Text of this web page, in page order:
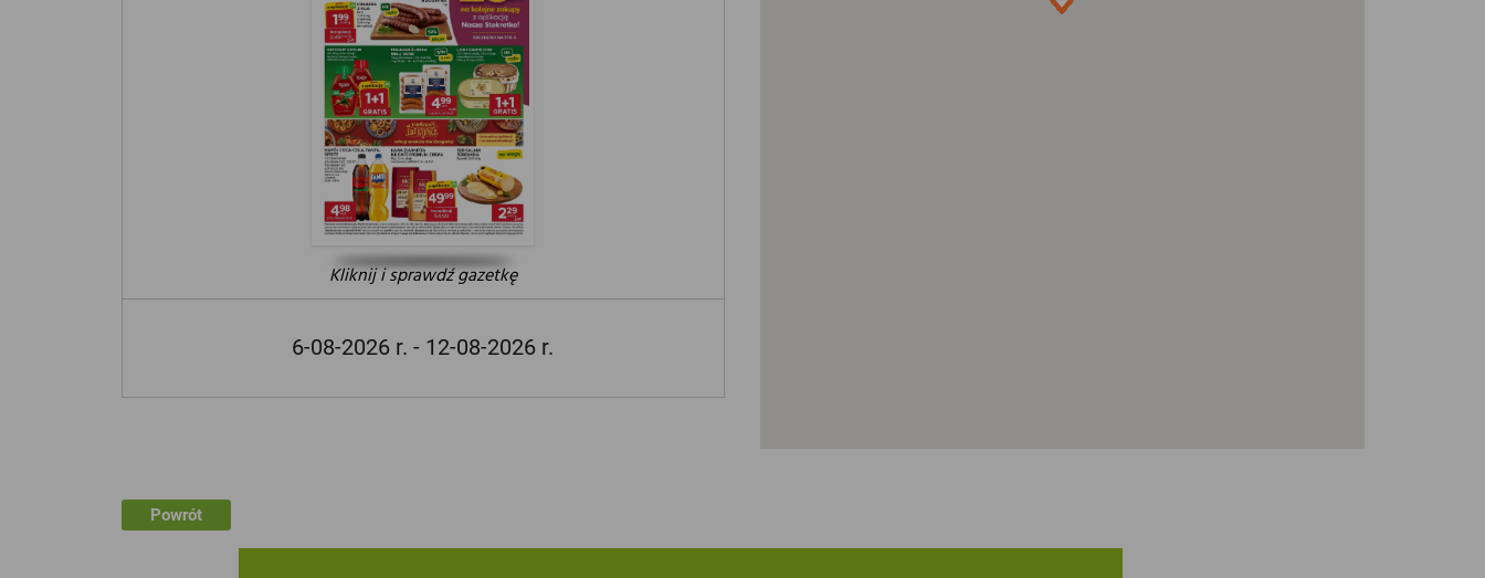
Kliknij i sprawdź gazetkę
6-08-2026 r. - 12-08-2026 r.
Powrót